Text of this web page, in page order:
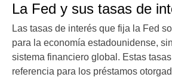
La Fed y sus tasas de
Las tasas de interés que fija la Fed
para la economía estadounidense,
sistema financiero global. Estas
referencia para los préstamos